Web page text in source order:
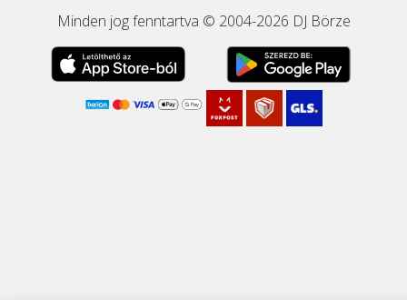
Minden jog fenntartva © 2004-2026 DJ Börze